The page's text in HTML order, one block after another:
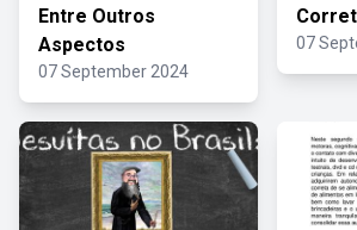
Entre Outros
Aspectos
07 September 2024
07